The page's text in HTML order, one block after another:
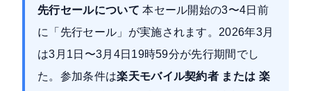
先行セールについて 本セール開始の3〜4日前
に「先行セール」が実施されます。2026年3月
は3月1日〜3月4日19時59分が先行期間でし
た。参加条件は楽天モバイル契約者 または 楽